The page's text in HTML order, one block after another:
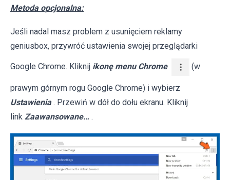
Metoda opcjonalna:
Jeśli nadal masz problem z usunięciem reklamy
geniusbox, przywróć ustawienia swojej przeglądarki
Google Chrome. Kliknij ikonę menu Chrome (w
prawym górnym rogu Google Chrome) i wybierz
Ustawienia . Przewiń w dół do dołu ekranu. Kliknij
link Zaawansowane… .